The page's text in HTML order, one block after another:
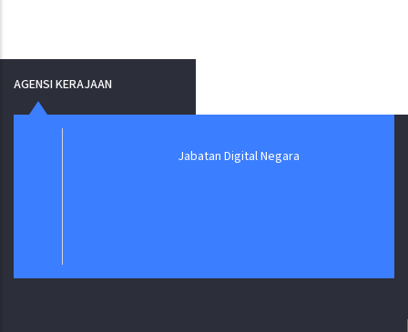
AGENSI KERAJAAN
Jabatan Digital Negara